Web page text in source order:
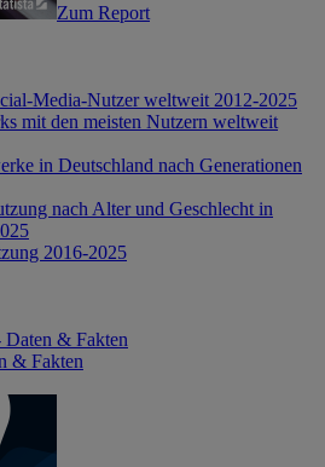
Zum Report
Media-Nutzer weltweit 2012-2025
mit den meisten Nutzern weltweit
in Deutschland nach Generationen
nach Alter und Geschlecht in
2016-2025
Daten & Fakten
& Fakten